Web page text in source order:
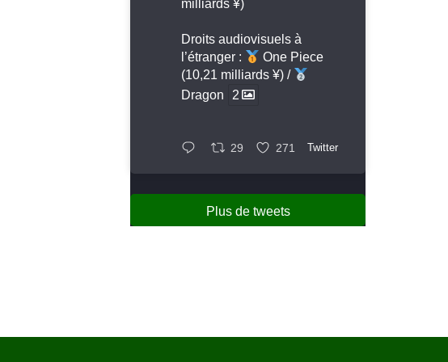
milliards ¥)
Droits audiovisuels à
l’étranger :
One Piece
(10,21 milliards ¥) /
Dragon
2
29 271 Twitter
Plus de tweets